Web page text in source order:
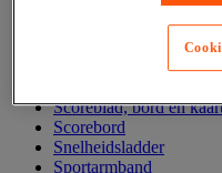
Grondmarkering voor
Hoepel en slalomstok
Markeerkegel en pion
Scoreblad, bord en
Scorebord
Snelheidsladder
Sportarmband